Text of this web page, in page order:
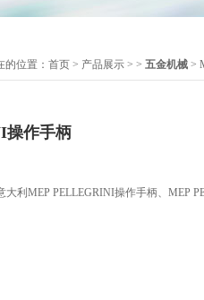
的位置： 首页 > 产品展示 > > 五金机械 >
操作手柄
利MEP PELLEGRINI操作手柄、MEP